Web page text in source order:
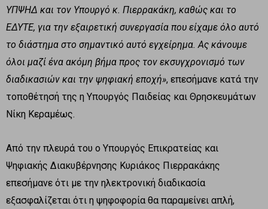
ΥΠΨΗΔ και τον Υπουργό κ. Πιερρακάκη, καθώς και το
ΕΔΥΤΕ, για την εξαιρετική συνεργασία που είχαμε όλο αυτό
το διάστημα στο σημαντικό αυτό εγχείρημα. Ας κάνουμε
όλοι μαζί ένα ακόμη βήμα προς τον εκσυγχρονισμό των
διαδικασιών και την ψηφιακή εποχή», επεσήμανε κατά την
τοποθέτησή της η Υπουργός Παιδείας και Θρησκευμάτων
Νίκη Κεραμέως.
Από την πλευρά του ο Υπουργός Επικρατείας και
Ψηφιακής Διακυβέρνησης Κυριάκος Πιερρακάκης
επεσήμανε ότι με την ηλεκτρονική διαδικασία
εξασφαλίζεται ότι η ψηφοφορία θα παραμείνει απλή,